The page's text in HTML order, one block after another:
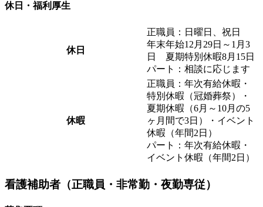
休日・福利厚生
休日
正職員：日曜日、祝日
年末年始12月29日～1月3
日 夏期特別休暇8月15日
パート：相談に応じます
休暇
正職員：年次有給休暇・
特別休暇（冠婚葬祭）・
夏期休暇（6月～10月の5
ヶ月間で3日）・イベント
休暇（年間2日）
パート：年次有給休暇・
イベント休暇（年間2日）
看護補助者（正職員・非常勤・夜勤専従）